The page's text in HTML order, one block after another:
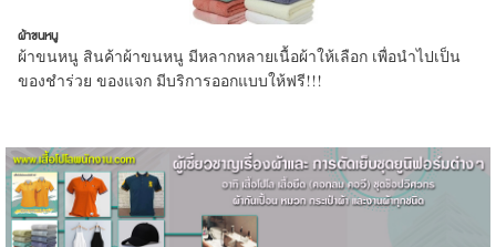
ผ้าขนหนู
ผ้าขนหนู สินค้าผ้าขนหนู มีหลากหลายเนื้อผ้าให้เลือก เพื่อนำไปเป็น
ของชำร่วย ของแจก มีบริการออกแบบให้ฟรี!!!